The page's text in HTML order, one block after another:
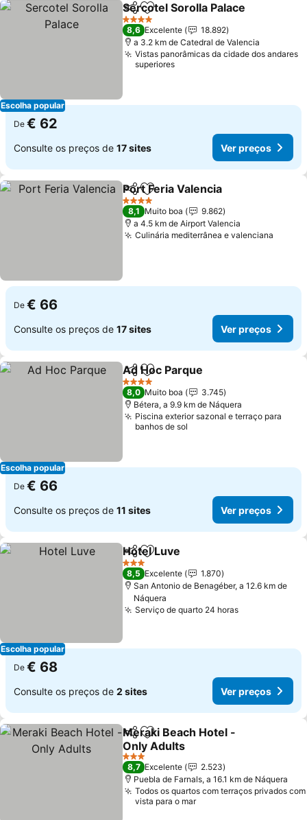
Escolha popular
PartilharAdicionar aos favoritos
Sercotel Sorolla Palace
4 Estrelas
8,6 Excelente
18.892
a 3.2 km de Catedral de Valencia
Vistas panorâmicas da cidade dos andares
superiores
De € 62
Consulte os preços de 17 sites Ver preços
PartilharAdicionar aos favoritos
Port Feria Valencia
4 Estrelas
8,1 Muito boa
9.862
a 4.5 km de Airport Valencia
Culinária mediterrânea e valenciana
De € 66
Consulte os preços de 17 sites Ver preços
Escolha popular
PartilharAdicionar aos favoritos
Ad Hoc Parque
4 Estrelas
8,0 Muito boa
3.745
Bétera, a 9.9 km de Náquera
Piscina exterior sazonal e terraço para
banhos de sol
De € 66
Consulte os preços de 11 sites Ver preços
Escolha popular
PartilharAdicionar aos favoritos
Hotel Luve
3 Estrelas
8,5 Excelente
1.870
San Antonio de Benagéber, a 12.6 km de
Náquera
Serviço de quarto 24 horas
De € 68
Consulte os preços de 2 sites Ver preços
PartilharAdicionar aos favoritos
Meraki Beach Hotel -
Only Adults
3 Estrelas
8,7 Excelente
2.523
Puebla de Farnals, a 16.1 km de Náquera
Todos os quartos com terraços privados com
vista para o mar